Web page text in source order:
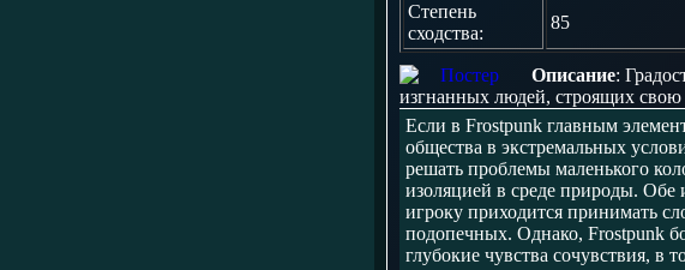
Степень
сходства:
85
Описание:
изгнанных людей, строящих
Если в Frostpunk главным
общества в экстремальных
решать проблемы маленького
изоляцией в среде природы.
игроку приходится принимать
подопечных. Однако, Frostpunk
глубокие чувства сочувствия, в